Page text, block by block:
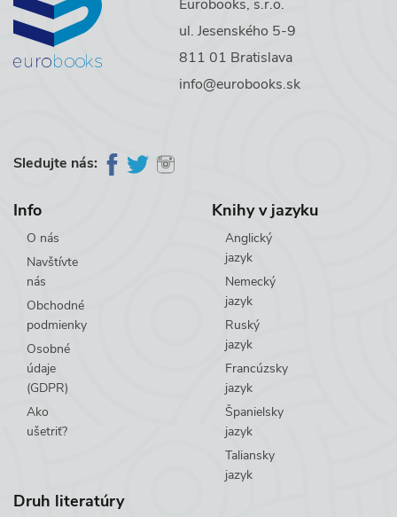
Eurobooks, s.r.o.
ul. Jesenského 5-9
811 01 Bratislava
info@eurobooks.sk
Sledujte nás:
Info
O nás
Navštívte
nás
Obchodné
podmienky
Osobné
údaje
(GDPR)
Ako
ušetriť?
Knihy v jazyku
Anglický
jazyk
Nemecký
jazyk
Ruský
jazyk
Francúzsky
jazyk
Španielsky
jazyk
Taliansky
jazyk
Druh literatúry